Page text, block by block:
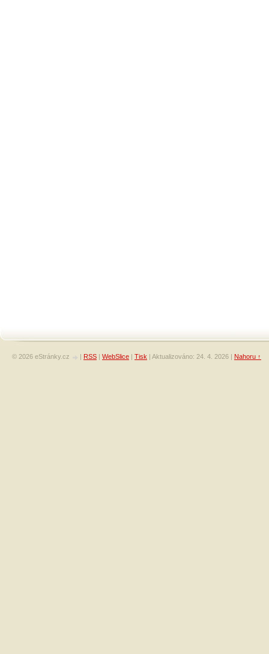
© 2026 eStránky.cz | RSS | WebSlice | Tisk | Aktualizováno: 24. 4. 2026 | Nahoru ↑